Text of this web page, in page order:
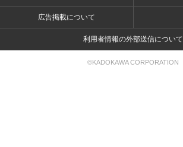
広告掲載について
利用者情報の外部送信について
©KADOKAWA CORPORATION